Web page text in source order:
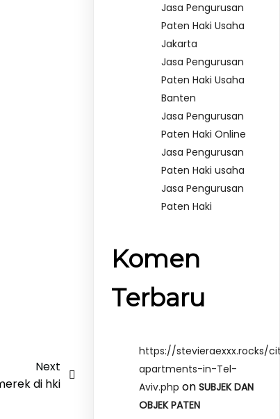
Next
di hki
Jasa Pengurusan
Paten Haki Usaha
Jakarta
Jasa Pengurusan
Paten Haki Usaha
Banten
Jasa Pengurusan
Paten Haki Online
Jasa Pengurusan
Paten Haki usaha
Jasa Pengurusan
Paten Haki
Komen
Terbaru
https://stevieraexxx.rocks/
apartments-in-Tel-
Aviv.php onSUBJEK DAN
OBJEK PATEN